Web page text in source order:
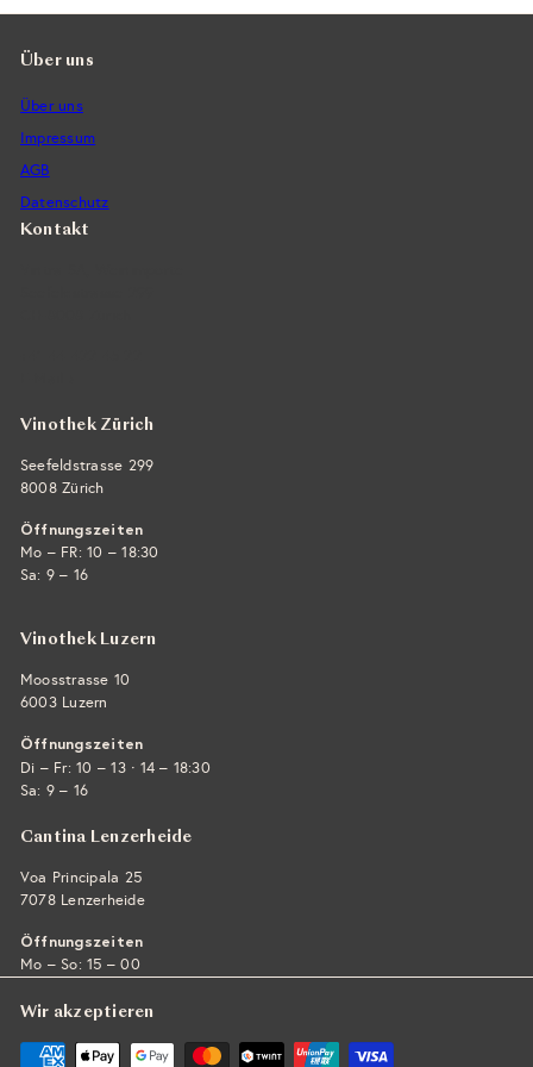
Über uns
Über uns
Impressum
AGB
Datenschutz
Kontakt
Vinothek Zürich
Seefeldstrasse 299
8008 Zürich
Öffnungszeiten
Mo – FR: 10 – 18:30
Sa: 9 – 16
Vinothek Luzern
Moosstrasse 10
6003 Luzern
Öffnungszeiten
Di – Fr: 10 – 13 · 14 – 18:30
Sa: 9 – 16
Cantina Lenzerheide
Voa Principala 25
7078 Lenzerheide
Öffnungszeiten
Mo – So: 15 – 00
Wir akzeptieren